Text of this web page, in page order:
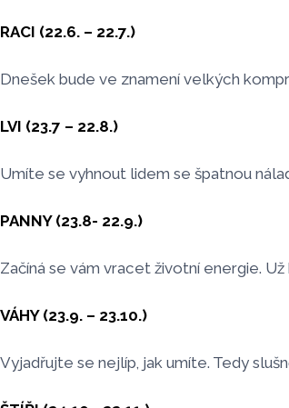
RACI (22.6. – 22.7.)
Dnešek bude ve znamení velkých
LVI (23.7 – 22.8.)
Umíte se vyhnout lidem se špatnou
PANNY (23.8- 22.9.)
Začíná se vám vracet životní energie. Už
VÁHY (23.9. – 23.10.)
Vyjadřujte se nejlíp, jak umíte. Tedy